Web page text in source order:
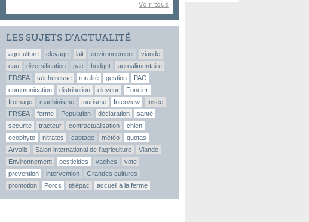
Voir tous
LES SUJETS D’ACTUALITÉ
agriculture elevage lait environnement
viande
eau
diversification pac budget
agroalimentaire
FDSEA
sécheresse ruralité gestion
PAC
communication
distribution eleveur
Foncier
fromage
machinisme tourisme Interview
Insee
FRSEA
ferme Population déclaration
santé
securite
tracteur contractualisation
chien
ecophyto
nitrates captage météo
quotas
Arvalis
Salon international de l'agriculture
Viande
Environnement
pesticides vaches
vote
prevention
intervention
Grandes cultures
promotion
Porcs télépac accueil à la ferme